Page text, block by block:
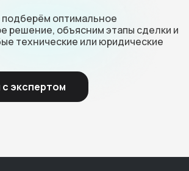
оптимальное
решение, объясним этапы сделки и
технические или юридические
с экспертом